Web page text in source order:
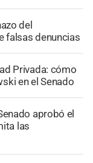
del
falsas denuncias
Privada: cómo
en el Senado
aprobó el
las